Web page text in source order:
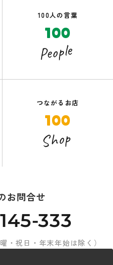
100人の言葉
100
People
つながるお店
100
Shop
お問合せ
333
・祝日・年末年始は除く）